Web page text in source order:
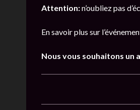
Attention:n’oubliez pas
En savoir plus sur
Nous vous souhaitons un